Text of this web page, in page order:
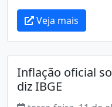
Veja mais
Inflação oficial
diz IBGE